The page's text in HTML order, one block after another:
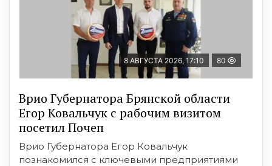
8 АВГУСТА 2026, 17:10 80
Врио Губернатора Брянской области
Егор Ковальчук с рабочим визитом
посетил Почеп
Врио Губернатора Егор Ковальчук
познакомился с ключевыми предприятиями